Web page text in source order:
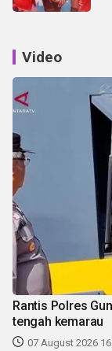
Video
Rantis Polres
tengah kemarau
07 August 2026